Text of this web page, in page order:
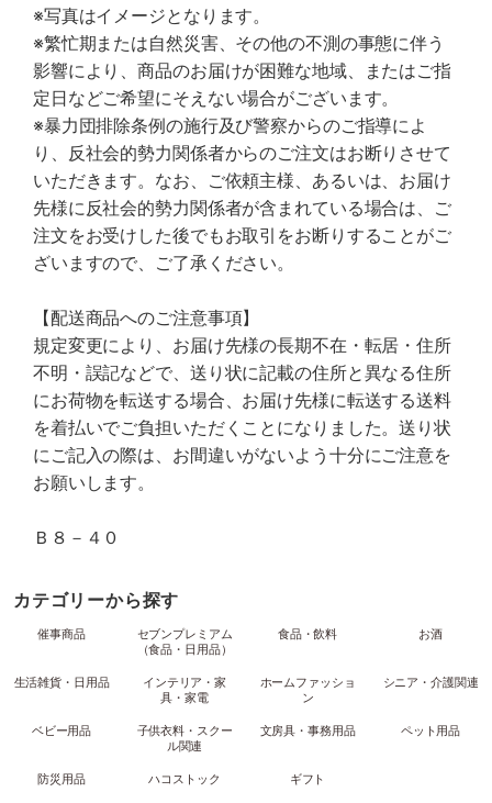
※写真はイメージとなります。
※繁忙期または自然災害、その他の不測の事態に伴う
影響により、商品のお届けが困難な地域、またはご指
定日などご希望にそえない場合がございます。
※暴力団排除条例の施行及び警察からのご指導によ
り、反社会的勢力関係者からのご注文はお断りさせて
いただきます。なお、ご依頼主様、あるいは、お届け
先様に反社会的勢力関係者が含まれている場合は、ご
注文をお受けした後でもお取引をお断りすることがご
ざいますので、ご了承ください。
【配送商品へのご注意事項】
規定変更により、お届け先様の長期不在・転居・住所
不明・誤記などで、送り状に記載の住所と異なる住所
にお荷物を転送する場合、お届け先様に転送する送料
を着払いでご負担いただくことになりました。送り状
にご記入の際は、お間違いがないよう十分にご注意を
お願いします。
Ｂ８－４０
カテゴリーから探す
催事商品
セブンプレミアム
（食品・日用品）
食品・飲料 お酒
生活雑貨・日用品
インテリア・家
具・家電
ホームファッショ
ン
シニア・介護関連
ベビー用品
子供衣料・スクー
ル関連
文房具・事務用品 ペット用品
防災用品 ハコストック ギフト